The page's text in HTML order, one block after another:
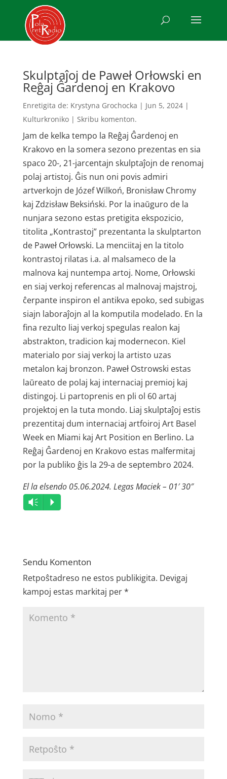
Skulptaĵoj de Paweł Orłowski en
Reĝaj Ĝardenoj en Krakovo
Enretigita de: Krystyna Grochocka | Jun 5, 2024|
Kulturkroniko| Skribu komenton.
Jam de kelka tempo la Reĝaj Ĝardenoj en
Krakovo en la somera sezono prezentas en sia
spaco 20-, 21-jarcentajn skulptaĵojn de renomaj
polaj artistoj. Ĝis nun oni povis admiri
artverkojn de Józef Wilkoń, Bronisław Chromy
kaj Zdzisław Beksiński. Por la inaŭguro de la
nunjara sezono estas pretigita ekspozicio,
titolita „Kontrastoj” prezentanta la skulptarton
de Paweł Orłowski. La menciitaj en la titolo
kontrastoj rilatas i.a. al malsameco de la
malnova kaj nuntempa artoj. Nome, Orłowski
en siaj verkoj referencas al malnovaj majstroj,
ĉerpante inspiron el antikva epoko, sed subigas
siajn laboraĵojn al la komputila modelado. En la
fina rezulto liaj verkoj spegulas realon kaj
abstrakton, tradicion kaj modernecon. Kiel
materialo por siaj verkoj la artisto uzas
metalon kaj bronzon. Paweł Ostrowski estas
laŭreato de polaj kaj internaciaj premioj kaj
distingoj. Li partoprenis en pli ol 60 artaj
projektoj en la tuta mondo. Liaj skulptaĵoj estis
prezentitaj dum internaciaj artfoiroj Art Basel
Week en Miami kaj Art Position en Berlino. La
Reĝaj Ĝardenoj en Krakovo estas malfermitaj
por la publiko ĝis la 29-a de septembro 2024.
El la elsendo 05.06.2024. Legas Maciek – 01′ 30″
Audio
Player
Vm P
Sendu Komenton
Retpoŝtadreso ne estos publikigita. Devigaj
kampoj estas markitaj per*